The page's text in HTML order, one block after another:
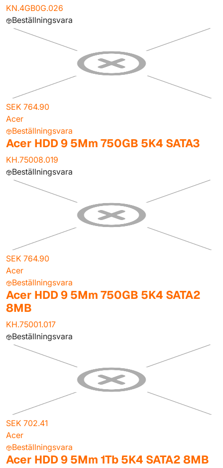
KN.4GB0G.026
Beställningsvara
SEK 764.90
Acer
Beställningsvara
Acer HDD 9 5Mm 750GB 5K4 SATA3
KH.75008.019
Beställningsvara
SEK 764.90
Acer
Beställningsvara
Acer HDD 9 5Mm 750GB 5K4 SATA2
8MB
KH.75001.017
Beställningsvara
SEK 702.41
Acer
Beställningsvara
Acer HDD 9 5Mm 1Tb 5K4 SATA2 8MB